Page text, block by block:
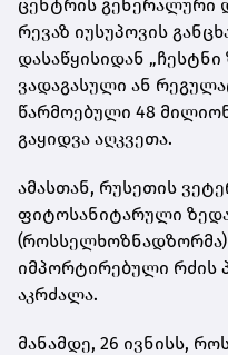
ცენტრის გენერალური
რევაზ იუსუპოვის
დასაწყისიდან „ჩესტნი
ვადაგასული ან
წარმოებული 48
გაყიდვა აღკვეთა.
ამასთან, რუსეთის
ფიტოსანიტარული
იმპორტირებული რძის
აკრძალა.
მანამდე, 26 ივნისს,